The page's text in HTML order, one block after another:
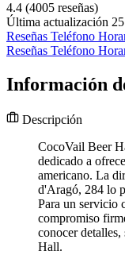
4.4 (4005 reseñas)
Última actualización
Reseñas Teléfono
Reseñas Teléfono
Información
Descripción
CocoVail Beer
dedicado a
americano. La
d'Aragó, 284 lo
Para un servicio
compromiso
conocer
Hall.